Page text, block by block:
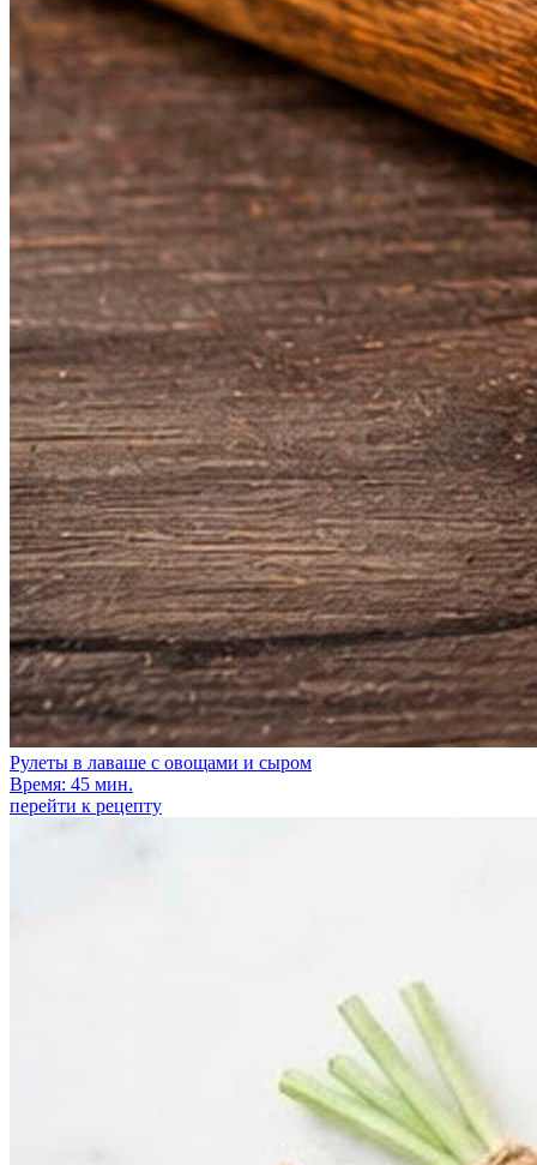
Рулеты в лаваше с овощами и сыром
Время: 45 мин.
перейти к рецепту